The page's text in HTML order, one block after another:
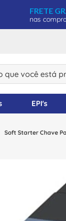
FRETE
nas
você está
EPI's
Soft Starter Chave